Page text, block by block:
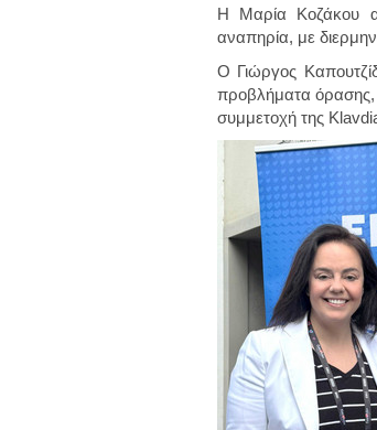
Η Μαρία Κοζάκου
αναπηρία, με
Ο Γιώργος
προβλήματα όρασης,
συμμετοχή της